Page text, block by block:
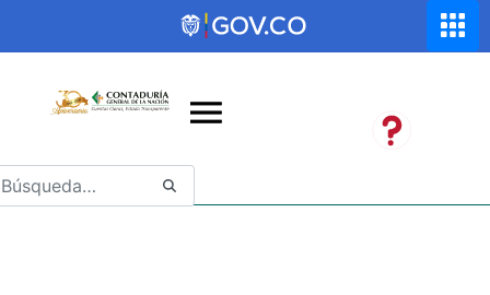
Saltar al contenido principal
Abrir menú de accesibilidad